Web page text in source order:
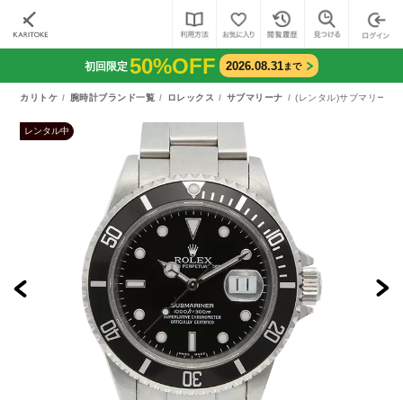
初回限定50%OFF 2026.08.31まで
カリトケ 腕時計ブランド一覧 ロレックス サブマリーナ (レンタル)サブマリーナ
レンタル中